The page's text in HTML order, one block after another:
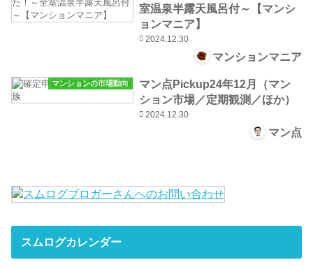
室温泉半露天風呂付～【マンシ
ョンマニア】
2024.12.30
マンションマニア
マンションの市場動向
マン点Pickup24年12月（マン
ション市場／定期観測／ほか）
2024.12.30
マン点
スムログカレンダー